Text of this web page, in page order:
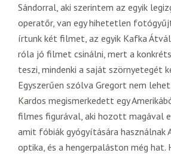
Sándorral, aki szerintem az egyik
operatőr, van egy hihetetlen
írtunk két filmet, az egyik Kafka
róla jó filmet csinálni, mert a
teszi, mindenki a saját szörnyetegét
Egyszerűen szólva Gregort nem
Kardos megismerkedett egy
filmes figurával, aki hozott magával
amit fóbiák gyógyítására használnak
optika, és a hengerpaláston még hat.